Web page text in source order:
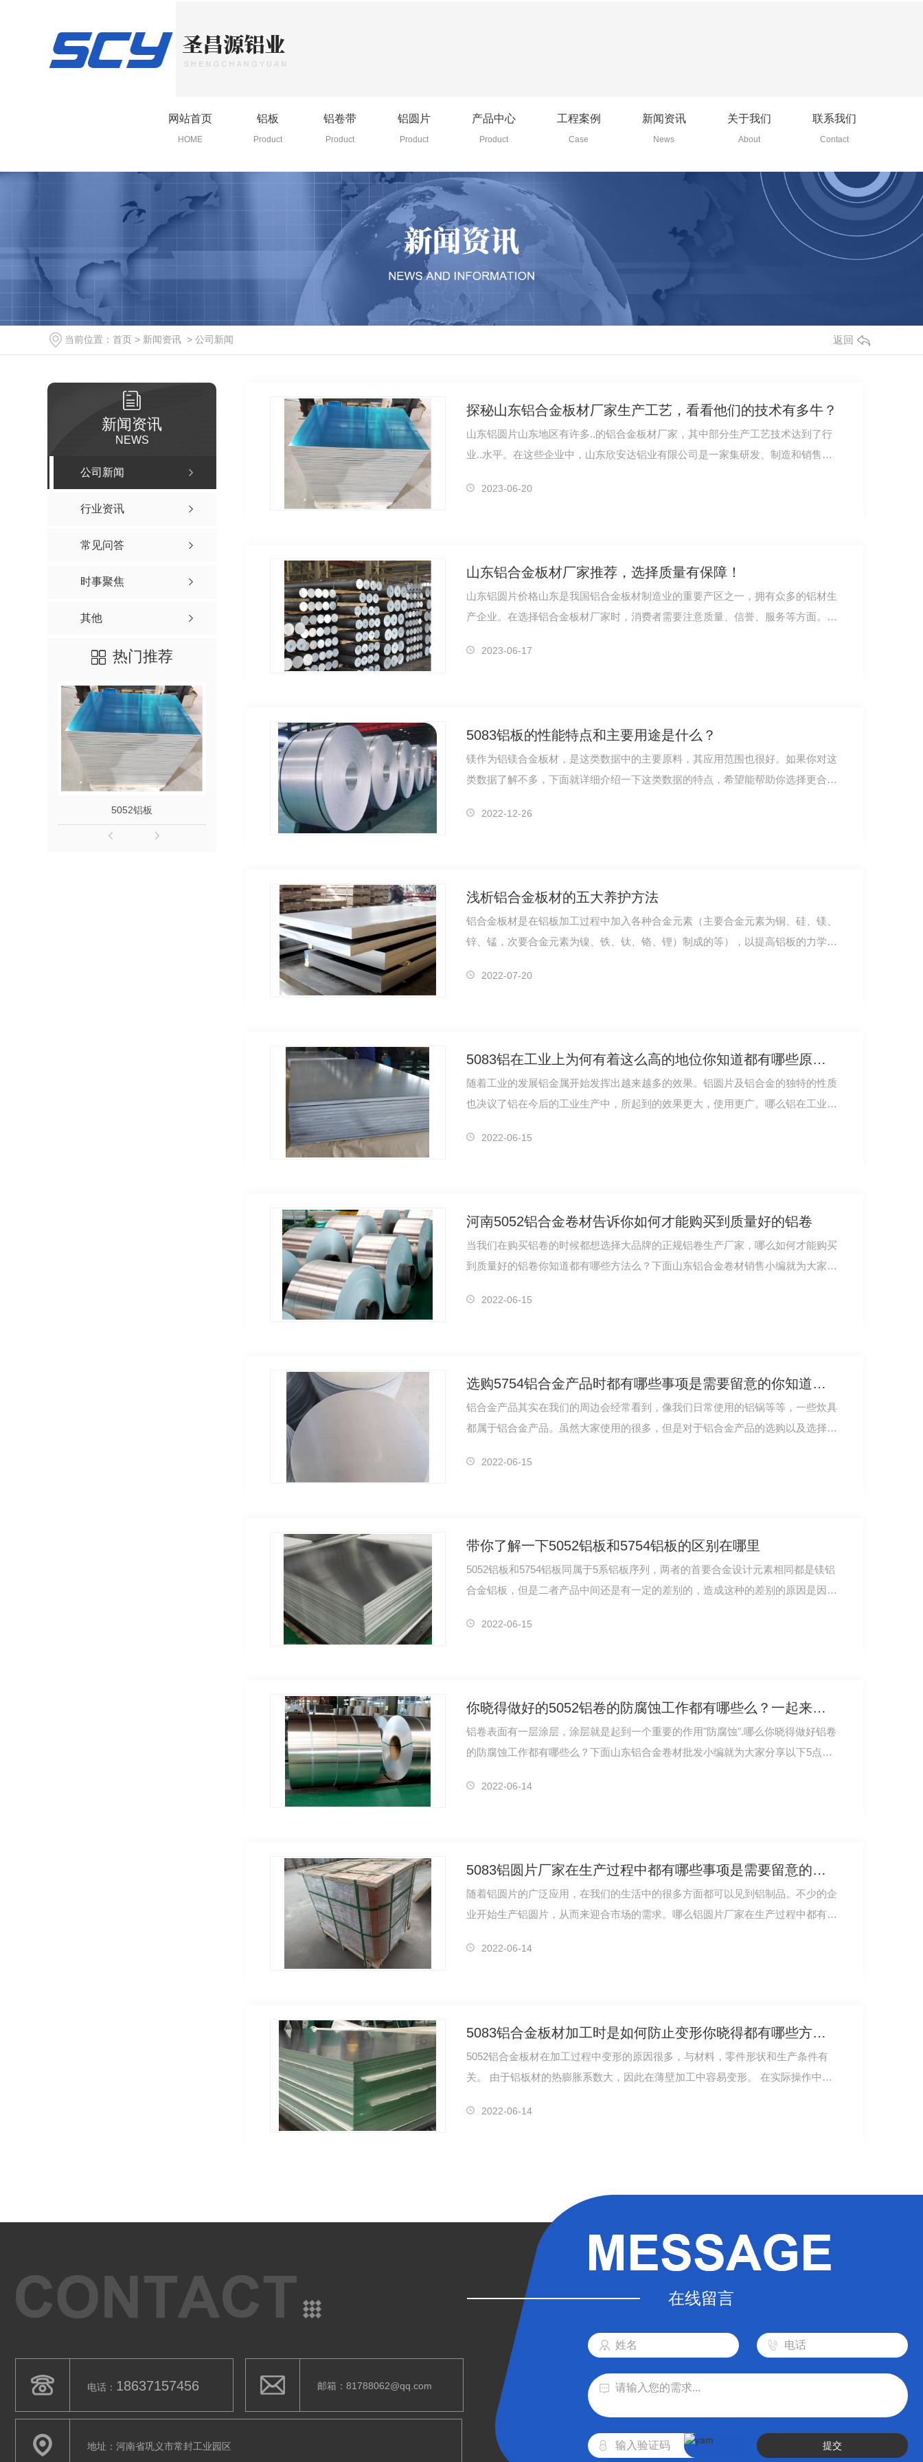
网站首页
HOME
铝板
Product
铝卷带
Product
铝圆片
Product
产品中心
Product
山东5083铝合金板材销售 山东5052铝合金卷材销售 湖北5083铝合金卷材批发
浙江5754铝合金圆片销售 山东5083铝合金圆片批发
湖南5052铝合金圆片
5A05铝板 5A06铝板
山东5754储气筒专用铝板批发
工程案例
Case
新闻资讯
News
关于我们
About
联系我们
Contact
当前位置： 首页 > 新闻资讯 > 公司新闻 返回
新闻资讯
NEWS
公司新闻
行业资讯
常见问答
时事聚焦
其他
热门推荐
5052铝板 5083铝板 5754铝板
探秘山东铝合金板材厂家生产工艺，看看他们的技术有多牛？
山东铝圆片山东地区有许多..的铝合金板材厂家，其中部分生产工艺技术达到了行
业..水平。在这些企业中，山东欣安达铝业有限公司是一家集研发、制造和销售于
2023-06-20
山东铝合金板材厂家推荐，选择质量有保障！
山东铝圆片价格山东是我国铝合金板材制造业的重要产区之一，拥有众多的铝材生
产企业。在选择铝合金板材厂家时，消费者需要注意质量、信誉、服务等方面。首
2023-06-17
5083铝板的性能特点和主要用途是什么？
镁作为铝镁合金板材，是这类数据中的主要原料，其应用范围也很好。如果你对这
类数据了解不多，下面就详细介绍一下这类数据的特点，希望能帮助你选择更合适
2022-12-26
浅析铝合金板材的五大养护方法
铝合金板材是在铝板加工过程中加入各种合金元素（主要合金元素为铜、硅、镁、
锌、锰，次要合金元素为镍、铁、钛、铬、锂）制成的等），以提高铝板的力学性
2022-07-20
5083铝在工业上为何有着这么高的地位你知道都有哪些原因么？
随着工业的发展铝金属开始发挥出越来越多的效果。铝圆片及铝合金的独特的性质
也决议了铝在今后的工业生产中，所起到的效果更大，使用更广。哪么铝在工业上
2022-06-15
河南5052铝合金卷材告诉你如何才能购买到质量好的铝卷
当我们在购买铝卷的时候都想选择大品牌的正规铝卷生产厂家，哪么如何才能购买
到质量好的铝卷你知道都有哪些方法么？下面山东铝合金卷材销售小编就为大家分
2022-06-15
选购5754铝合金产品时都有哪些事项是需要留意的你知道么？
铝合金产品其实在我们的周边会经常看到，像我们日常使用的铝锅等等，一些炊具
都属于铝合金产品。虽然大家使用的很多，但是对于铝合金产品的选购以及选择
2022-06-15
带你了解一下5052铝板和5754铝板的区别在哪里
5052铝板和5754铝板同属于5系铝板序列，两者的首要合金设计元素相同都是镁铝
合金铝板，但是二者产品中间还是有一定的差别的，造成这种的差别的原因是因为
2022-06-15
你晓得做好的5052铝卷的防腐蚀工作都有哪些么？一起来了解下
铝卷表面有一层涂层，涂层就是起到一个重要的作用"防腐蚀".哪么你晓得做好铝卷
的防腐蚀工作都有哪些么？下面山东铝合金卷材批发小编就为大家分享以下5点…
2022-06-14
5083铝圆片厂家在生产过程中都有哪些事项是需要留意的你晓得么？
随着铝圆片的广泛应用，在我们的生活中的很多方面都可以见到铝制品。不少的企
业开始生产铝圆片，从而来迎合市场的需求。哪么铝圆片厂家在生产过程中都有哪
2022-06-14
5083铝合金板材加工时是如何防止变形你晓得都有哪些方法么？
5052铝合金板材在加工过程中变形的原因很多，与材料，零件形状和生产条件有
关。 由于铝板材的热膨胀系数大，因此在薄壁加工中容易变形。 在实际操作中，
2022-06-14
电话： 18637157456 邮箱：81788062@qq.com
地址：河南省巩义市常封工业园区
在线留言
提交